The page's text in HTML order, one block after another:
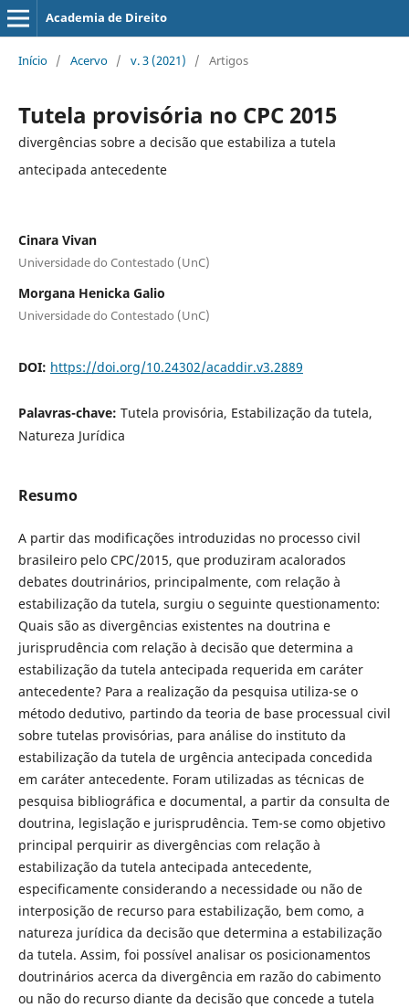
Academia de Direito
Início / Acervo / v. 3 (2021) / Artigos
Tutela provisória no CPC 2015
divergências sobre a decisão que estabiliza a tutela
antecipada antecedente
Cinara Vivan
Universidade do Contestado (UnC)
Morgana Henicka Galio
Universidade do Contestado (UnC)
DOI: https://doi.org/10.24302/acaddir.v3.2889
Palavras-chave: Tutela provisória, Estabilização da tutela,
Natureza Jurídica
Resumo
A partir das modificações introduzidas no processo civil
brasileiro pelo CPC/2015, que produziram acalorados
debates doutrinários, principalmente, com relação à
estabilização da tutela, surgiu o seguinte questionamento:
Quais são as divergências existentes na doutrina e
jurisprudência com relação à decisão que determina a
estabilização da tutela antecipada requerida em caráter
antecedente? Para a realização da pesquisa utiliza-se o
método dedutivo, partindo da teoria de base processual civil
sobre tutelas provisórias, para análise do instituto da
estabilização da tutela de urgência antecipada concedida
em caráter antecedente. Foram utilizadas as técnicas de
pesquisa bibliográfica e documental, a partir da consulta de
doutrina, legislação e jurisprudência. Tem-se como objetivo
principal perquirir as divergências com relação à
estabilização da tutela antecipada antecedente,
especificamente considerando a necessidade ou não de
interposição de recurso para estabilização, bem como, a
natureza jurídica da decisão que determina a estabilização
da tutela. Assim, foi possível analisar os posicionamentos
doutrinários acerca da divergência em razão do cabimento
ou não do recurso diante da decisão que concede a tutela